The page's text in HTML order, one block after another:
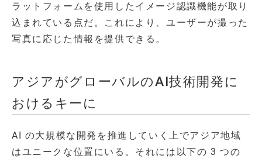
ラットフォームを使用したイメージ認識機能が取り
込まれている点だ。これにより、ユーザーが撮った
写真に応じた情報を提供できる。
アジアがグローバルのAI技術開発に
おけるキーに
AI の大規模な開発を推進していく上でアジア地域
はユニークな位置にいる。それには以下の 3 つの